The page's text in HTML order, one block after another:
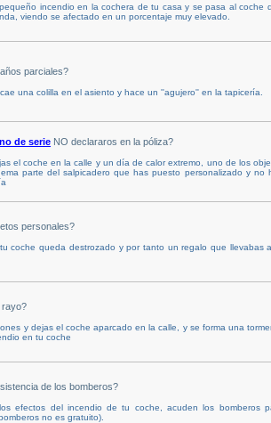
incendio en la cochera de tu casa y se pasa al coche
viendo se afectado en un porcentaje muy elevado.
parciales?
una colilla en el asiento y hace un ''agujero'' en la tapicería.
de serie NO declararos en la póliza?
el coche en la calle y un día de calor extremo, uno de los
parte del salpicadero que has puesto personalizado y no
personales?
coche queda destrozado y por tanto un regalo que llevabas
rayo?
y dejas el coche aparcado en la calle, y se forma una
en tu coche
de los bomberos?
efectos del incendio de tu coche, acuden los bomberos
no es gratuito).